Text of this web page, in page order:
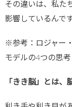
その違いは、私た
影響しているんです
※参考：ロジャー
モデルの4つの思
「きき脳」とは、